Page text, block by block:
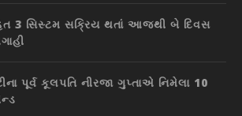
3 સિસ્ટમ સક્રિય થતાં આજથી બે દિવસ
પૂર્વ કૂલપતિ નીરજા ગુપ્તાએ નિમેલા 10